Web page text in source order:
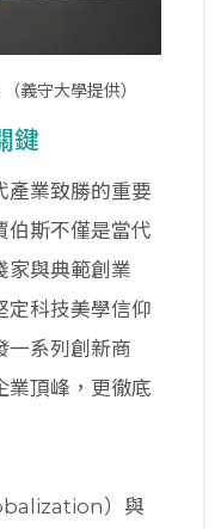
義守大學提供）
鍵
產業致勝的重要
伯斯不僅是當代
家與典範創業
定科技美學信仰
一系列創新商
業頂峰，更徹底
）與